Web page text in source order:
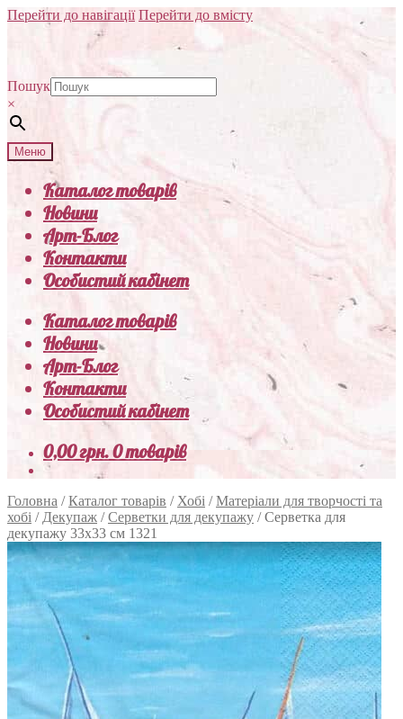
Перейти до навігації Перейти до вмісту
Пошук
×
Меню
Каталог товарів
Новини
Арт-Блог
Контакти
Особистий кабінет
Каталог товарів
Новини
Арт-Блог
Контакти
Особистий кабінет
0,00грн.0 товарів
Головна /Каталог товарів / Хобі /Матеріали для творчості та
хобі / Декупаж /Серветки для декупажу /Серветка для
декупажу 33х33 см 1321